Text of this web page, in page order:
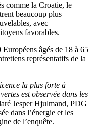
comme la Croatie, le
beaucoup plus
avec
favorables.
âgés de 18 à 65
représentatifs de la
la plus forte à
est observée dans les
Jesper Hjulmand, PDG
dans l’énergie et les
de l’enquête.